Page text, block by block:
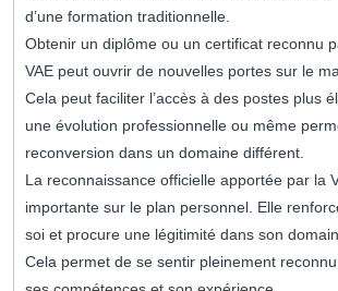
d’une formation traditionnelle.
Obtenir un diplôme ou un certificat reconnu
VAE peut ouvrir de nouvelles portes sur le
Cela peut faciliter l’accès à des postes plus
une évolution professionnelle ou même
reconversion dans un domaine différent.
La reconnaissance officielle apportée par la
importante sur le plan personnel. Elle
soi et procure une légitimité dans son
Cela permet de se sentir pleinement